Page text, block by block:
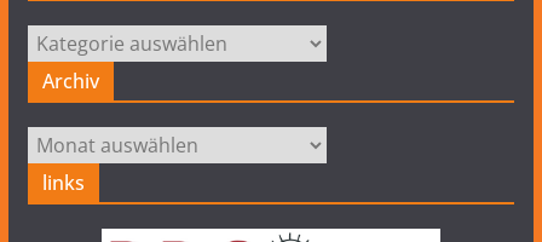
Kategorien
Archiv
Archiv
links